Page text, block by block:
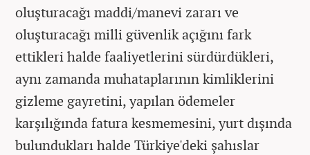
oluşturacağı maddi/manevi zararı ve
oluşturacağı milli güvenlik açığını fark
ettikleri halde faaliyetlerini sürdürdükleri,
aynı zamanda muhataplarının kimliklerini
gizleme gayretini, yapılan ödemeler
karşılığında fatura kesmemesini, yurt dışında
bulundukları halde Türkiye'deki şahıslar